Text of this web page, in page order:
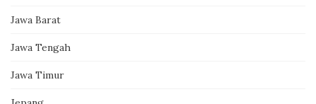
Jawa Barat
Jawa Tengah
Jawa Timur